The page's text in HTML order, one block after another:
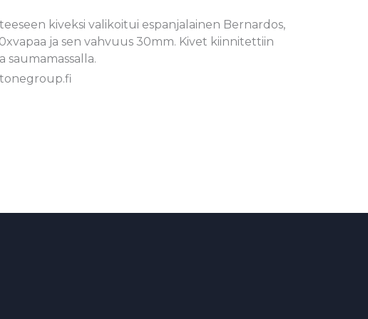
kiveksi valikoitui espanjalainen Bernardos,
ja sen vahvuus 30mm. Kivet kiinnitettiin
saumamassalla.